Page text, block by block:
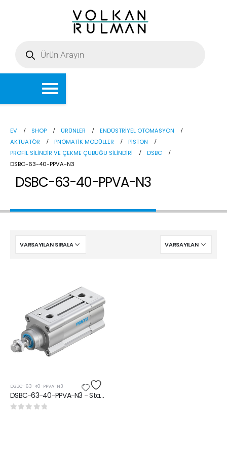
EV SHOP ÜRÜNLER
ENDÜSTRIYEL OTOMASYON
AKTUATÖR
PNÖMATIK MODÜLLER
PISTON
PROFIL SILINDIR VE ÇEKME ÇUBUĞU SILINDIRI
DSBC
DSBC-63-40-PPVA-N3
DSBC-63-40-PPVA-N3
DSBC-63-40-PPVA-N3
DSBC-63-40-PPVA-N3 - Standart silindir